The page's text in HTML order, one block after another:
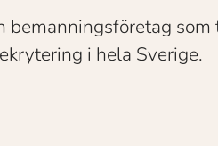
bemanningsföretag
i hela Sverige.